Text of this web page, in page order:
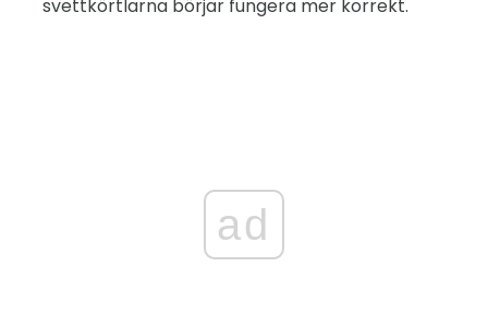
svettkörtlarna börjar fungera mer korrekt.
ad